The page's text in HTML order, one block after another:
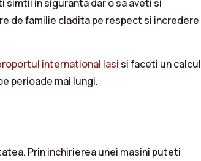
simtii in siguranta dar o sa aveti si
de familie cladita pe respect si incredere
international Iasi si faceti un calcul
perioade mai lungi.
Prin inchirierea unei masini puteti